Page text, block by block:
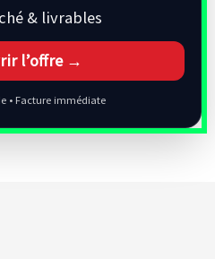
& livrables
l’offre →
• Facture immédiate